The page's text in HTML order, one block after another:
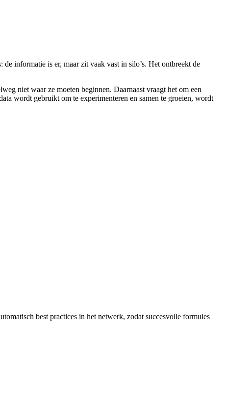
de informatie is er, maar zit vaak vast in silo’s. Het ontbreekt de
niet waar ze moeten beginnen. Daarnaast vraagt het om een
wordt gebruikt om te experimenteren en samen te groeien, wordt
best practices in het netwerk, zodat succesvolle formules